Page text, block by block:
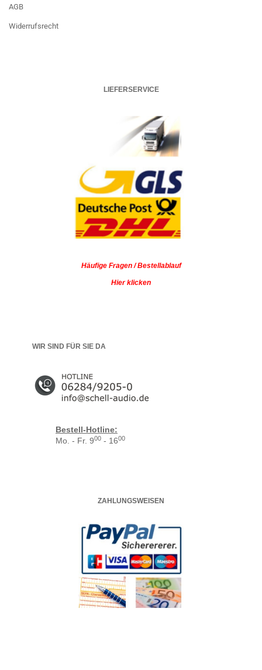
AGB
Widerrufsrecht
LIEFERSERVICE
Häufige Fragen / Bestellablauf
Hier klicken
WIR SIND FÜR SIE DA
Bestell-Hotline:
Mo. - Fr. 900 - 1600
ZAHLUNGSWEISEN